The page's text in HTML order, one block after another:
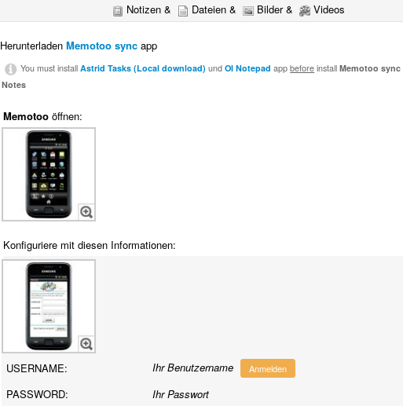
Notizen &
Dateien & Bilder & Videos
HerunterladenMemotoo sync app
You must installAstrid Tasks (Local download) undOI Notepad appbefore installMemotoo sync
Notes
Memotoo öffnen:
Konfiguriere mit diesen Informationen:
USERNAME: Ihr Benutzername Anmelden
PASSWORD:
Ihr Passwort